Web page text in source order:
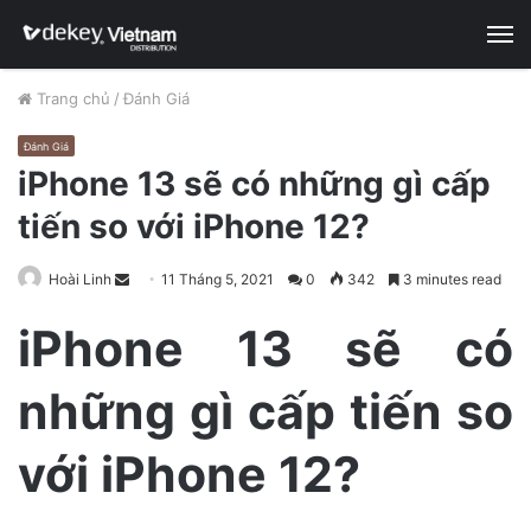
Trang chủ / Đánh Giá
Đánh Giá
iPhone 13 sẽ có những gì cấp
tiến so với iPhone 12?
Hoài Linh
n
d
m
11 Tháng 5, 2021 0 342 3 minutes read
iPhone 13 sẽ có
những gì cấp tiến so
với iPhone 12?